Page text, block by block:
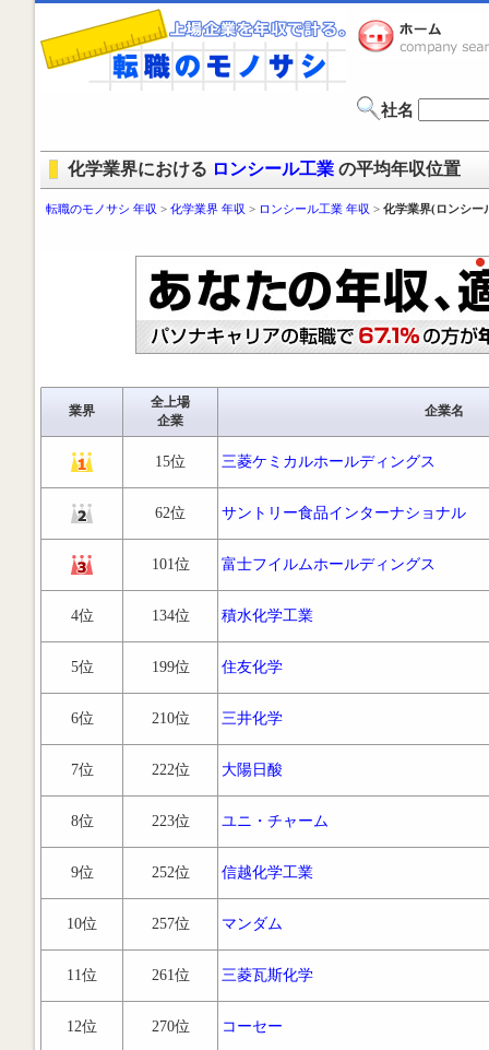
社名
化学業界における ロンシール工業 の平均年収位置
転職のモノサシ 年収 > 化学業界 年収 > ロンシール工業 年収 > 化学業界(ロンシー
業界
全上場
企業
企業名
15位 三菱ケミカルホールディングス
62位 サントリー食品インターナショナル
101位 富士フイルムホールディングス
4位 134位 積水化学工業
5位 199位 住友化学
6位 210位 三井化学
7位 222位 大陽日酸
8位 223位 ユニ・チャーム
9位 252位 信越化学工業
10位 257位 マンダム
11位 261位 三菱瓦斯化学
12位 270位 コーセー